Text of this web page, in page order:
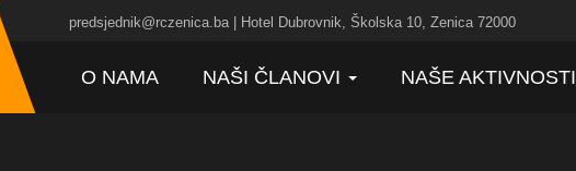
predsjednik@rczenica.ba | Hotel Dubrovnik, Školska 10, Zenica 72000
O NAMA NAŠI ČLANOVI NAŠE AKTIVNOSTI